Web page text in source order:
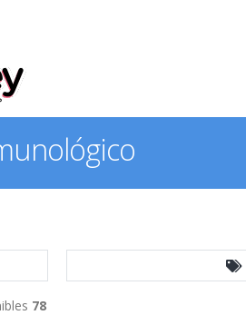
78